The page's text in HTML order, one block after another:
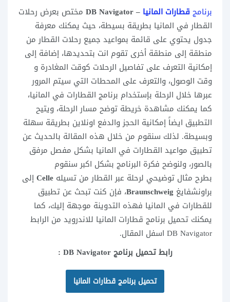
برنامجقطارات المانيا – DB Navigator
مختص بعرض رحلات
القطار في المانيا بطريقة بسيطة، حيث يمكنك معرفة
جدول يحتوي على قائمة بمواعيد جميع رحلات القطار من
منطقة إلى منطقة أخرى تقوم انت بتحديدها، إضافة إلى
إمكانية التعرف على تفاصيل الرحلات كوقت المغادرة و
وقت الوصول، والتعرف على المحطات التي سيتم المرور
عبرها خلال الرحلة بإستخدام برنامج القطارات في المانيا،
كما يمكنك مشاهدة خريطة توضح مسار الرحلة، ويتيح
التطبيق ايضاً إمكانية الحجز والدفع اونلاين بطريقة سهلة
وبسيطة. لذلك سنقوم من خلال هذه المقالة بالحديث عن
تطبيق مواعيد القطارات في المانيا بشكل مفصل مرفق
بالصور، ولنوضح فكرة البرنامج بشكل اكبر سنقوم
بطرح مثال توضيحي لرحلة عبر القطار من تسيله Celleإلى
براونشفايغ Braunschweig، فإن كنت تبحث عن تطبيق
للقطارات في المانيا فهذه التدوينة موجهة إليك، كما
يمكنك تحميل برنامج قطارات المانيا للاندرويد من الرابط
DB Navigator اسفل المقال.
رابط تحميل برنامج DB Navigator :
تحميل برنامج قطارات المانيا